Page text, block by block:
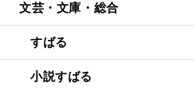
文芸・文庫・総合
すばる
小説すばる